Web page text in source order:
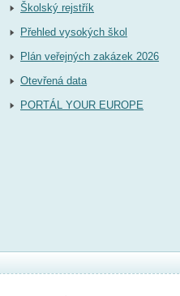
Školský rejstřík
Přehled vysokých škol
Plán veřejných zakázek 2026
Otevřená data
PORTÁL YOUR EUROPE